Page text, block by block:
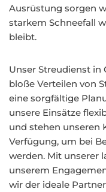
Ausrüstung sorgen
starkem Schneefall
bleibt.
Unser Streudienst
bloße Verteilen von
eine sorgfältige
unsere Einsätze
und stehen unseren
Verfügung, um bei
werden. Mit unserer
unserem
wir der ideale